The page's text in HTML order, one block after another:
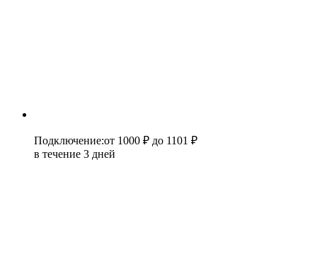
Подключение:от 1000 ₽ до 1101 ₽
в течение 3 дней